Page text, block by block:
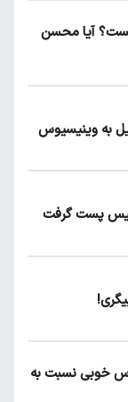
آیا محسن
به وینیسیوس
پست گرفت
خوبی نسبت به